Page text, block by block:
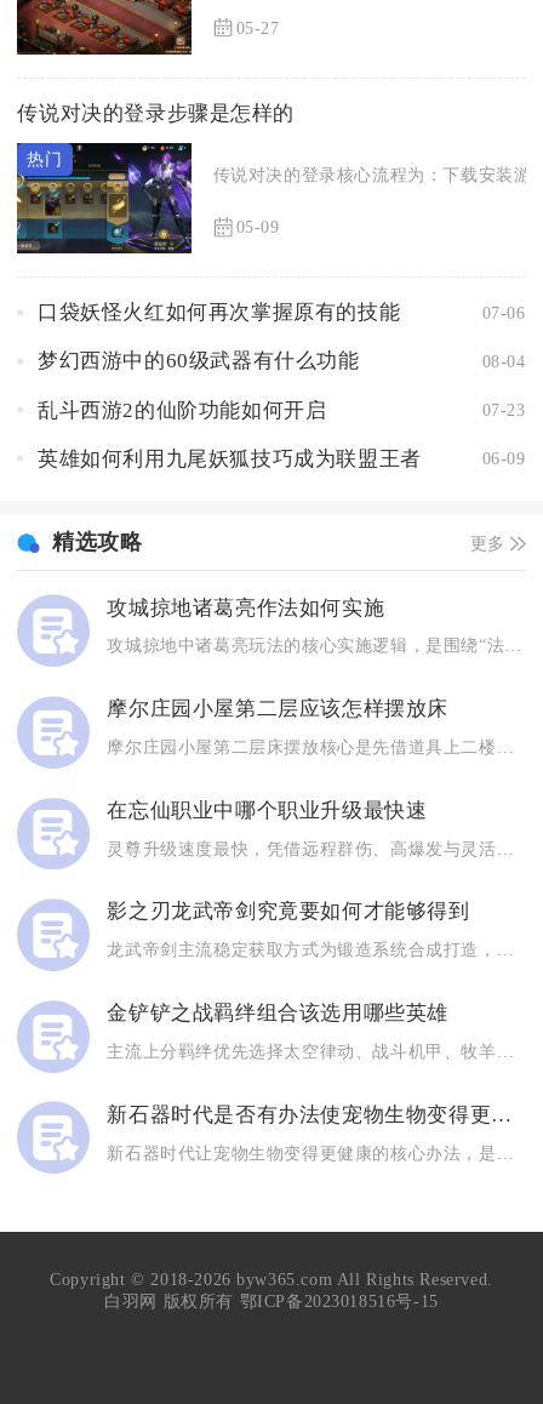
05-27
传说对决的登录步骤是怎样的
传说对决的登录核心流程为：下载安装游
05-09
口袋妖怪火红如何再次掌握原有的技能 07-06
梦幻西游中的60级武器有什么功能 08-04
乱斗西游2的仙阶功能如何开启 07-23
英雄如何利用九尾妖狐技巧成为联盟王者 06-09
精选攻略 更多
攻城掠地诸葛亮作法如何实施
攻城掠地中诸葛亮玩法的核心实施逻辑，是围绕“法术控场+法术输...
摩尔庄园小屋第二层应该怎样摆放床
在忘仙职业中哪个职业升级最快速
影之刃龙武帝剑究竟要如何才能够得到
龙武帝剑主流稳定获取方式为锻造系统合成打造，无尽劫境高难度副...
金铲铲之战羁绊组合该选用哪些英雄
新石器时代是否有办法使宠物生物变得更健康
Copyright © 2018-2026 byw365.com All Rights Reserved.
白羽网 版权所有 鄂ICP备2023018516号-15